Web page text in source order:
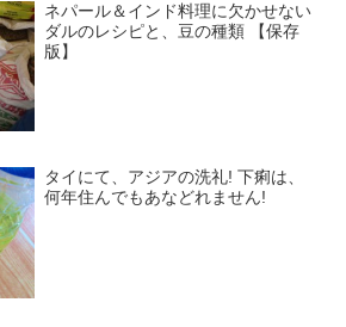
ネパール＆インド料理に欠かせない
ダルのレシピと、豆の種類 【保存
版】
タイにて、アジアの洗礼! 下痢は、
何年住んでもあなどれません!